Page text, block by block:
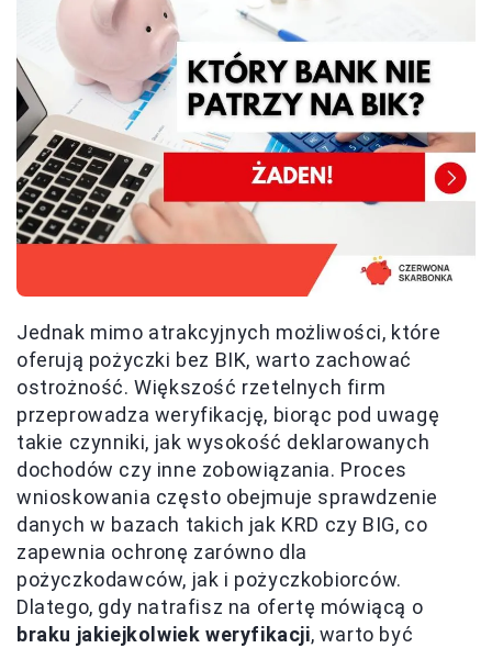
Jednak mimo atrakcyjnych możliwości, które
oferują pożyczki bez BIK, warto zachować
ostrożność. Większość rzetelnych firm
przeprowadza weryfikację, biorąc pod uwagę
takie czynniki, jak wysokość deklarowanych
dochodów czy inne zobowiązania. Proces
wnioskowania często obejmuje sprawdzenie
danych w bazach takich jak KRD czy BIG, co
zapewnia ochronę zarówno dla
pożyczkodawców, jak i pożyczkobiorców.
Dlatego, gdy natrafisz na ofertę mówiącą o
braku jakiejkolwiek weryfikacji, warto być